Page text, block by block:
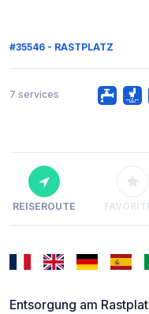
#35546 - RASTPLATZ
7 services
REISEROUTE
Entsorgung am